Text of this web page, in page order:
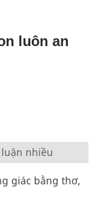
luôn an
nhiều
giác bằng thơ,